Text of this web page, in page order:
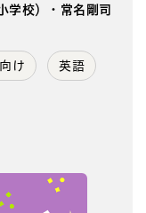
学校）・常名剛司
け 英語